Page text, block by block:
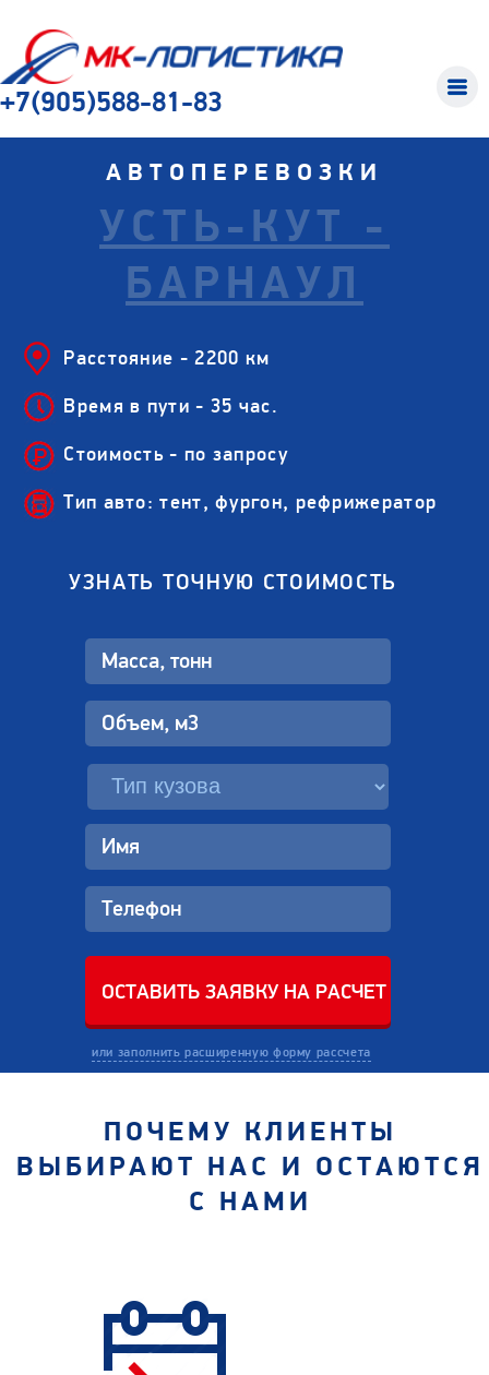
+7(905)588-81-83
АВТОПЕРЕВОЗКИ
УСТЬ-КУТ -
БАРНАУЛ
Расстояние - 2200 км
Время в пути - 35 час.
Стоимость - по запросу
Тип авто: тент, фургон, рефрижератор
УЗНАТЬ ТОЧНУЮ СТОИМОСТЬ
или заполнить расширенную форму рассчета
ПОЧЕМУ КЛИЕНТЫ
ВЫБИРАЮТ НАС И ОСТАЮТСЯ
С НАМИ